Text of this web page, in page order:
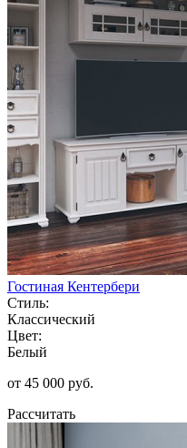
Гостиная Кентербери
Стиль:
Классический
Цвет:
Белый
от 45 000 руб.
Рассчитать